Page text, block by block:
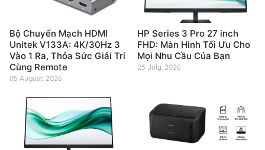
Bộ Chuyển Mạch HDMI
Unitek V133A: 4K/30Hz 3
Vào 1 Ra, Thỏa Sức Giải Trí
Cùng Remote
05 August, 2026
HP Series 3 Pro 27 inch
FHD: Màn Hình Tối Ưu Cho
Mọi Nhu Cầu Của Bạn
25 July, 2026